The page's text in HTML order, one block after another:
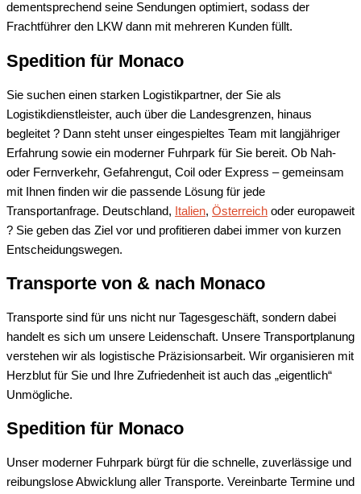
dementsprechend seine Sendungen optimiert, sodass der
Frachtführer den LKW dann mit mehreren Kunden füllt.
Spedition für Monaco
Sie suchen einen starken Logistikpartner, der Sie als
Logistikdienstleister, auch über die Landesgrenzen, hinaus
begleitet ? Dann steht unser eingespieltes Team mit langjähriger
Erfahrung sowie ein moderner Fuhrpark für Sie bereit. Ob Nah-
oder Fernverkehr, Gefahrengut, Coil oder Express – gemeinsam
mit Ihnen finden wir die passende Lösung für jede
Transportanfrage. Deutschland, Italien, Österreich oder europaweit
? Sie geben das Ziel vor und profitieren dabei immer von kurzen
Entscheidungswegen.
Transporte von & nach Monaco
Transporte sind für uns nicht nur Tagesgeschäft, sondern dabei
handelt es sich um unsere Leidenschaft. Unsere Transportplanung
verstehen wir als logistische Präzisionsarbeit. Wir organisieren mit
Herzblut für Sie und Ihre Zufriedenheit ist auch das „eigentlich“
Unmögliche.
Spedition für Monaco
Unser moderner Fuhrpark bürgt für die schnelle, zuverlässige und
reibungslose Abwicklung aller Transporte. Vereinbarte Termine und